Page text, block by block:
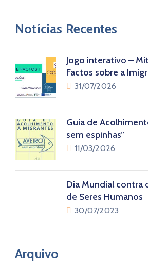
Notícias Recentes
Jogo interativo –
Factos sobre a
31/07/2026
Guia de
sem espinhas”
11/03/2026
Dia Mundial contra
de Seres Humanos
30/07/2023
Arquivo